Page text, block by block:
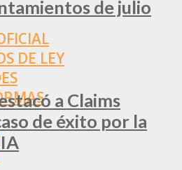
DE LEY
de julio
a Claims
de éxito por la